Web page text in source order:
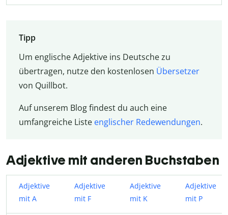
Tipp
Um englische Adjektive ins Deutsche zu
übertragen, nutze den kostenlosen Übersetzer
von Quillbot.
Auf unserem Blog findest du auch eine
umfangreiche Liste englischer Redewendungen.
Adjektive mit anderen Buchstaben
Adjektive
mit A
Adjektive
mit F
Adjektive
mit K
Adjektive
mit P